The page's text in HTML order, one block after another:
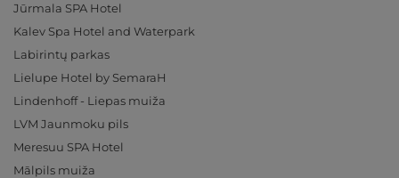
Jūrmala SPA Hotel
Kalev Spa Hotel and Waterpark
Labirintų parkas
Lielupe Hotel by SemaraH
Lindenhoff - Liepas muiža
LVM Jaunmoku pils
Meresuu SPA Hotel
Mālpils muiža